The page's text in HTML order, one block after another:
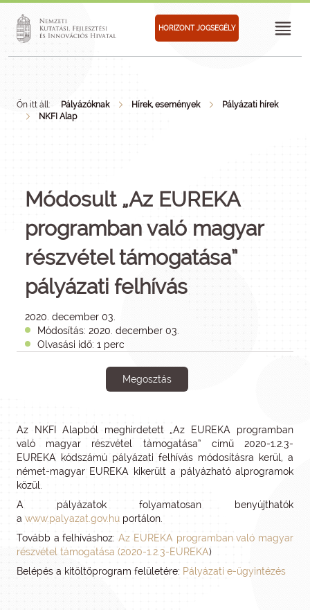
HORIZONT JOGSEGÉLY
Ön itt áll: Pályázóknak Hírek, események
Pályázati hírek
NKFI Alap
Módosult „Az EUREKA
programban való magyar
részvétel támogatása”
pályázati felhívás
2020. december 03.
Módosítás: 2020. december 03.
Olvasási idő: 1 perc
Megosztás
Az NKFI Alapból meghirdetett „Az EUREKA programban
való magyar részvétel támogatása” című 2020-1.2.3-
EUREKA kódszámú pályázati felhívás módosításra kerül, a
német-magyar EUREKA kikerült a pályázható alprogramok
közül.
A pályázatok folyamatosan benyújthatók
a www.palyazat.gov.hu portálon.
Tovább a felhíváshoz:Az EUREKA programban való magyar
részvétel támogatása (2020-1.2.3-EUREKA)
Belépés a kitöltőprogram felületére: Pályázati e-ügyintézés